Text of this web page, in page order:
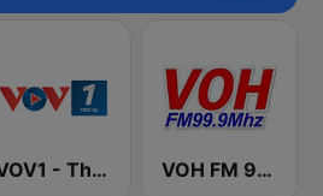
VOV1 - Thời sự VOH FM 99.9